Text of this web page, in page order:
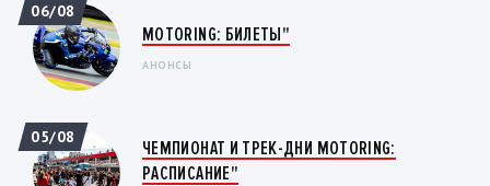
MOTORING: БИЛЕТЫ"
АНОНСЫ
06/08
ЧЕМПИОНАТ И ТРЕК-ДНИ MOTORING:
РАСПИСАНИЕ"
05/08